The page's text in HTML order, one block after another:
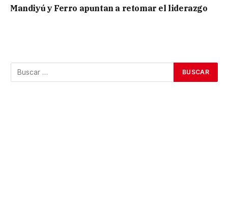
Mandiyú y Ferro apuntan a retomar el liderazgo